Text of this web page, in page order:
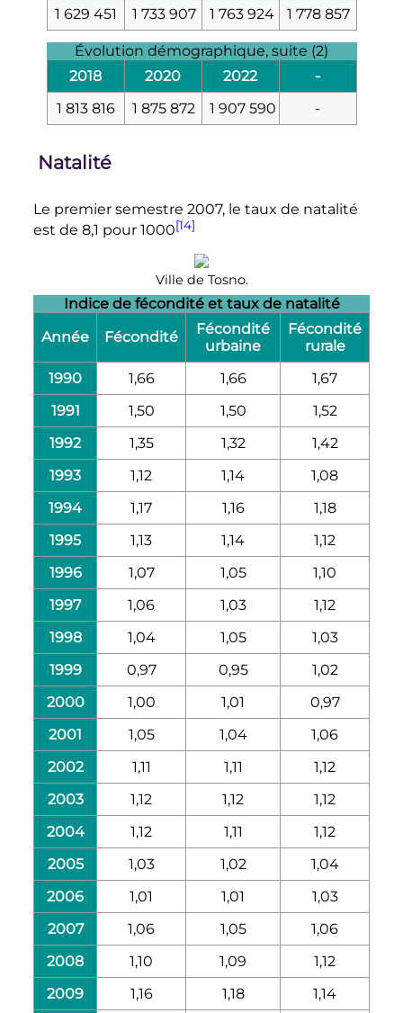
1 629 451
1 733 907 1 763 924 1 778 857
Évolution démographique, suite (2)
2018
2020 2022
-
1 813 816
1 875 872 1 907 590 -
Natalité
Le premier semestre 2007, le taux de natalité
est de 8,1 pour 1000[14]
Ville de Tosno.
Indice de fécondité et taux de natalité
Année
Fécondité
Fécondité
urbaine
Fécondité
rurale
1990
1,66 1,66
1,67
1991
1,50 1,50
1,52
1992
1,35 1,32
1,42
1993
1,12 1,14
1,08
1994
1,17 1,16
1,18
1995
1,13 1,14
1,12
1996
1,07 1,05
1,10
1997
1,06 1,03
1,12
1998
1,04 1,05
1,03
1999
0,97 0,95
1,02
2000
1,00 1,01
0,97
2001
1,05 1,04
1,06
2002
1,11 1,11
1,12
2003
1,12 1,12
1,12
2004
1,12 1,11
1,12
2005
1,03 1,02
1,04
2006
1,01 1,01
1,03
2007
1,06 1,05
1,06
2008
1,10 1,09
1,12
2009
1,16 1,18
1,14